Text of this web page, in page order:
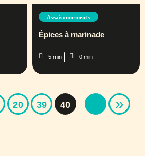
Assaisonnements
Épices à marinade
5 min 0 min
20 39 40 »